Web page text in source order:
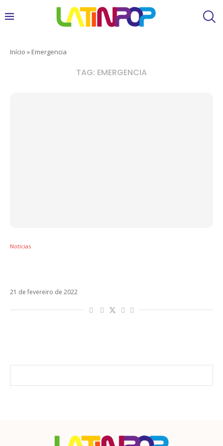
Início » Emergencia
TAG: EMERGENCIA
Notícias
21 de fevereiro de 2022